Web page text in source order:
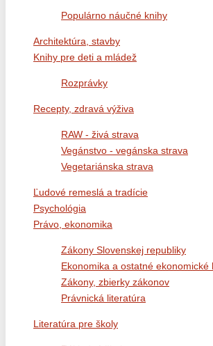
Populárno náučné knihy
Architektúra, stavby
Knihy pre deti a mládež
Rozprávky
Recepty, zdravá výživa
RAW - živá strava
Vegánstvo - vegánska strava
Vegetariánska strava
Ľudové remeslá a tradície
Psychológia
Právo, ekonomika
Zákony Slovenskej republiky
Ekonomika a ostatné ekonomické
Zákony, zbierky zákonov
Právnická literatúra
Literatúra pre školy